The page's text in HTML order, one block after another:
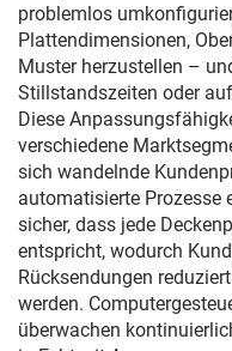
problemlos
Plattendimensionen,
Muster herzustellen –
Stillstandszeiten oder
Diese
verschiedene
sich wandelnde
automatisierte Prozesse
sicher, dass jede
entspricht, wodurch
Rücksendungen
werden.
überwachen